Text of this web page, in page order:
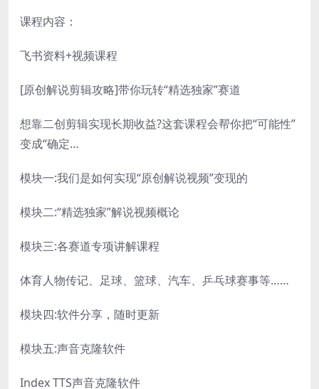
课程内容：
飞书资料+视频课程
[原创解说剪辑攻略]带你玩转“精选独家”赛道
想靠二创剪辑实现长期收益?这套课程会帮你把“可能性”
变成“确定…
模块一:我们是如何实现“原创解说视频”变现的
模块二:“精选独家”解说视频概论
模块三:各赛道专项讲解课程
体育人物传记、足球、篮球、汽车、乒乓球赛事等……
模块四:软件分享，随时更新
模块五:声音克隆软件
Index TTS声音克隆软件